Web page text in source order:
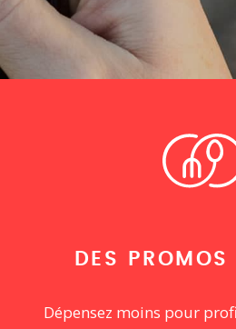
DES PROMOS
Dépensez moins pour